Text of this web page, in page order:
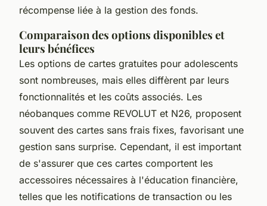
récompense liée à la gestion des fonds.
Comparaison des options disponibles et
leurs bénéfices
Les options de cartes gratuites pour adolescents
sont nombreuses, mais elles diffèrent par leurs
fonctionnalités et les coûts associés. Les
néobanques comme REVOLUT et N26, proposent
souvent des cartes sans frais fixes, favorisant une
gestion sans surprise. Cependant, il est important
de s'assurer que ces cartes comportent les
accessoires nécessaires à l'éducation financière,
telles que les notifications de transaction ou les